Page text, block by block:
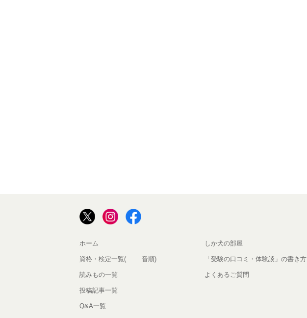
ホーム
資格・検定一覧(50音順)
読みもの一覧
投稿記事一覧
Q&A一覧
しか犬の部屋
「受験の口コミ・体験談」の書き方
よくあるご質問